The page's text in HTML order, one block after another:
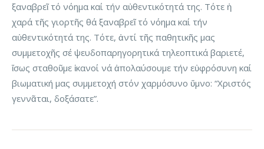
ξαναβρεῖ τό νόημα καί τήν αὐθεντικότητά της. Τότε ἡ
χαρά τῆς γιορτῆς θά ξαναβρεῖ τό νόημα καί τήν
αὐθεντικότητά της. Τότε, ἀντί τῆς παθητικῆς μας
συμμετοχῆς σέ ψευδοπαρηγορητικά τηλεοπτικά βαριετέ,
ἴσως σταθοῦμε ἱκανοί νά ἀπολαύσουμε τήν εὐφρόσυνη καί
βιωματική μας συμμετοχή στόν χαρμόσυνο ὕμνο: “Χριστός
γεννᾶται, δοξάσατε”.